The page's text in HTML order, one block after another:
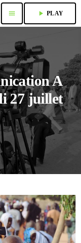
menu play_arrow PLAY
A
27 juillet